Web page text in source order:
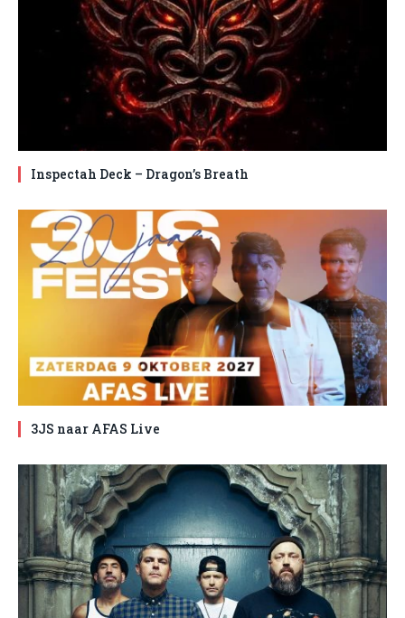
Inspectah Deck – Dragon’s Breath
3JS naar AFAS Live